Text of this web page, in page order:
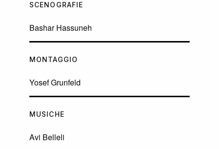
SCENOGRAFIE
Bashar Hassuneh
MONTAGGIO
Yosef Grunfeld
MUSICHE
Avi Belleli